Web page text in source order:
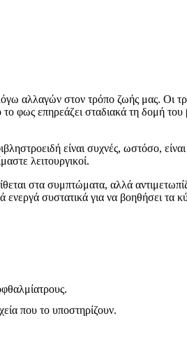
αλλαγών στον τρόπο ζωής μας.
φως επηρεάζει σταδιακά τη δομή
είναι συχνές, ωστόσο,
λειτουργικοί.
στα συμπτώματα, αλλά
συστατικά για να βοηθήσει τα
που το υποστηρίζουν.